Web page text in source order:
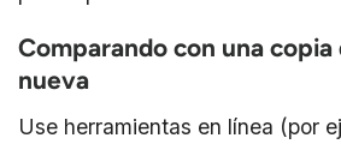
Comparando con una
nueva
Use herramientas en línea (por